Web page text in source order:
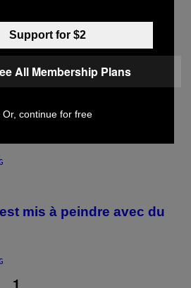
en-ciel de 500m2
des handicapés
cérébrales
mis à peindre avec du
1
Support for $2
All Membership Plans
Or, continue for free